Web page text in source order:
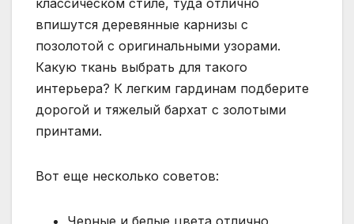
классическом стиле, туда отлично
впишутся деревянные карнизы с
позолотой с оригинальными узорами.
Какую ткань выбрать для такого
интерьера? К легким гардинам подберите
дорогой и тяжелый бархат с золотыми
принтами.
Вот еще несколько советов: